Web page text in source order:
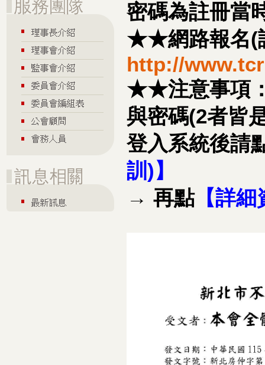
密碼為註冊當
★★網路報名(
http://
★★注意事項
與密碼(2者皆
登入系統後請
訓)】
→ 再點【詳細